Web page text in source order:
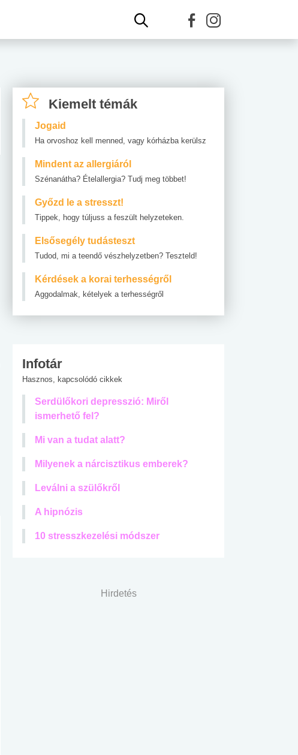
Kiemelt témák
Jogaid
Ha orvoshoz kell menned, vagy kórházba kerülsz
Mindent az allergiáról
Szénanátha? Ételallergia? Tudj meg többet!
Győzd le a stresszt!
Tippek, hogy túljuss a feszült helyzeteken.
Elsősegély tudásteszt
Tudod, mi a teendő vészhelyzetben? Teszteld!
Kérdések a korai terhességről
Aggodalmak, kételyek a terhességről
Infotár
Hasznos, kapcsolódó cikkek
Serdülőkori depresszió: Miről
ismerhető fel?
Mi van a tudat alatt?
Milyenek a nárcisztikus emberek?
Leválni a szülőkről
A hipnózis
10 stresszkezelési módszer
Hirdetés